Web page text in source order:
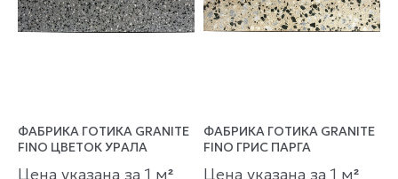
ФАБРИКА ГОТИКА GRANITE
FINO ЦВЕТОК УРАЛА
Цена указана за 1 м²
ФАБРИКА ГОТИКА GRANITE
FINO ГРИС ПАРГА
Цена указана за 1 м²